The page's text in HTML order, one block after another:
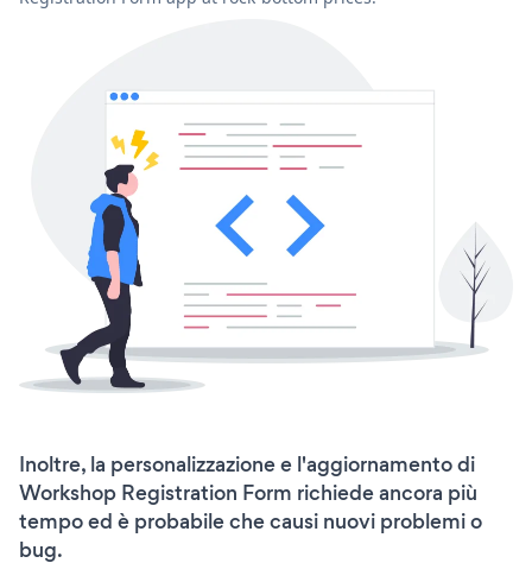
Inoltre, la personalizzazione e l'aggiornamento di
Workshop Registration Form richiede ancora più
tempo ed è probabile che causi nuovi problemi o
bug.